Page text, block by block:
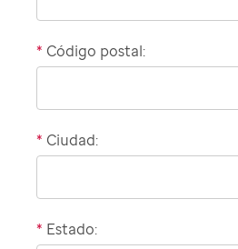
* Código postal:
* Ciudad:
* Estado: